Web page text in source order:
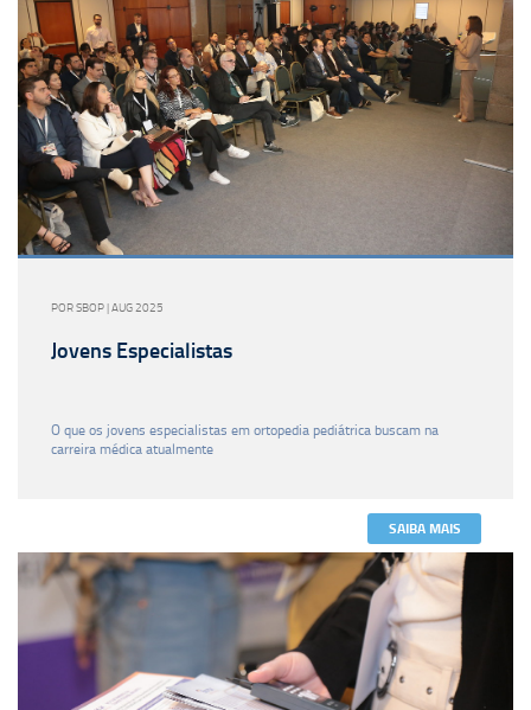
POR SBOP | AUG 2025
Jovens Especialistas
O que os jovens especialistas em ortopedia pediátrica buscam na
carreira médica atualmente
SAIBA MAIS